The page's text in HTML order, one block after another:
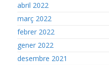
abril 2022
març 2022
febrer 2022
gener 2022
desembre 2021